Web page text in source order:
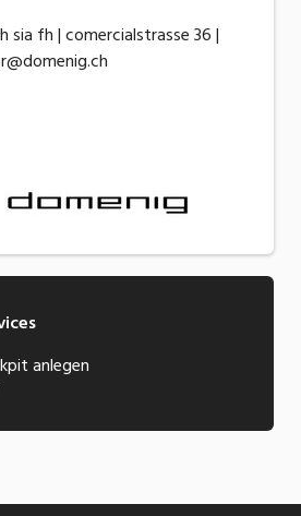
sia fh | comercialstrasse 36 |
anlegen